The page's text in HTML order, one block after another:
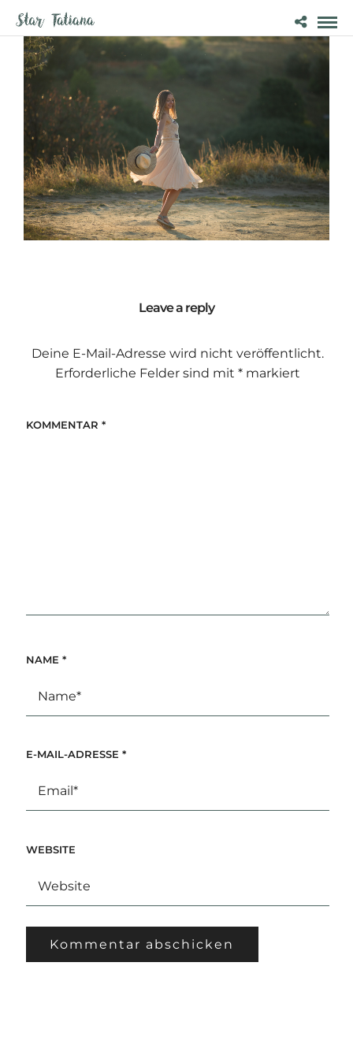
Leave a reply
Deine E-Mail-Adresse wird nicht veröffentlicht.
Erforderliche Felder sind mit *markiert
KOMMENTAR *
NAME *
E-MAIL-ADRESSE *
WEBSITE